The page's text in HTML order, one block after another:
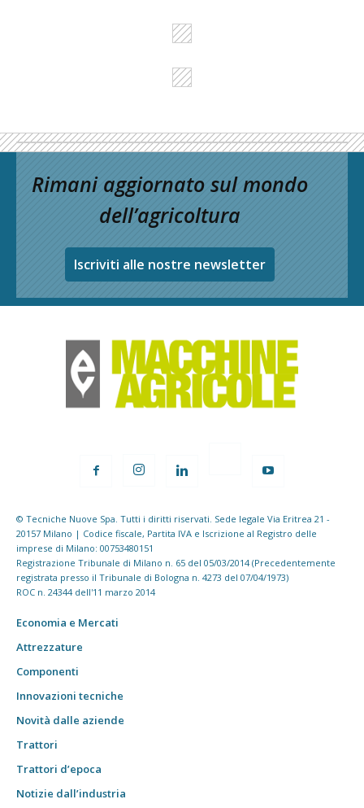
Rimani aggiornato sul mondo
dell’agricoltura
Iscriviti alle nostre newsletter
© Tecniche Nuove Spa. Tutti i diritti riservati. Sede legale Via Eritrea 21 -
20157 Milano | Codice fiscale, Partita IVA e Iscrizione al Registro delle
imprese di Milano: 00753480151
Registrazione Tribunale di Milano n. 65 del 05/03/2014 (Precedentemente
registrata presso il Tribunale di Bologna n. 4273 del 07/04/1973)
ROC n. 24344 dell'11 marzo 2014
Economia e Mercati
Attrezzature
Componenti
Innovazioni tecniche
Novità dalle aziende
Trattori
Trattori d’epoca
Notizie dall’industria